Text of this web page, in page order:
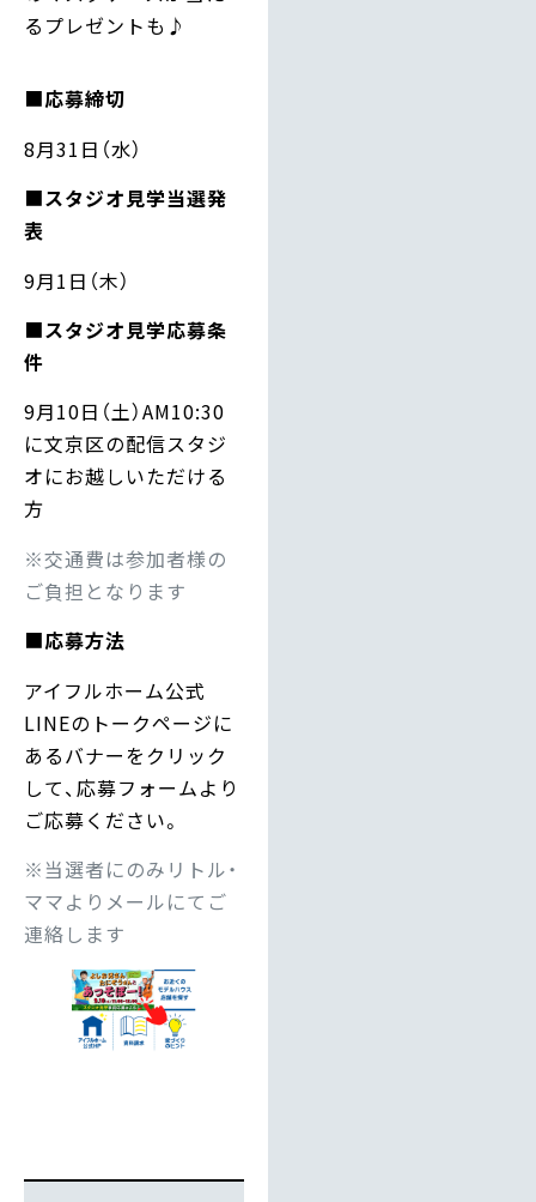
るプレゼントも♪
■応募締切
8月31日（水）
■スタジオ見学当選発
表
9月1日（木）
■スタジオ見学応募条
件
9月10日（土）AM10:30
に文京区の配信スタジ
オにお越しいただける
方
※交通費は参加者様の
ご負担となります
■応募方法
アイフルホーム公式
LINEのトークページに
あるバナーをクリック
して、応募フォームより
ご応募ください。
※当選者にのみリトル・
ママよりメールにてご
連絡します